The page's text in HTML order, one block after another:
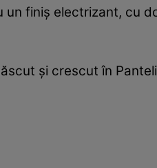
finiş electrizant, cu
şi crescut în